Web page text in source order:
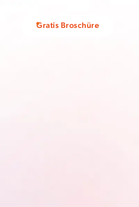
Gratis Broschüre